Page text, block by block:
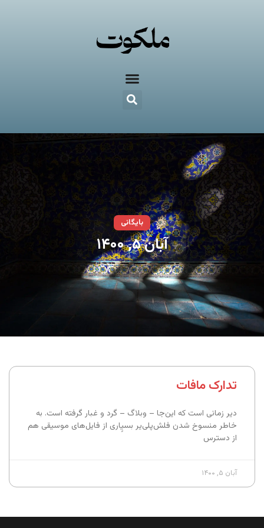
بایگانی
آبان ۵, ۱۴۰۰
تدارک مافات
دیر زمانی است که این‌جا – وبلاگ – گرد و غبار گرفته است. به
خاطر منسوخ شدن فلش‌پلی‌یر بسیٍاری از فایل‌های موسیقی هم
از دسترس
آبان ۵, ۱۴۰۰